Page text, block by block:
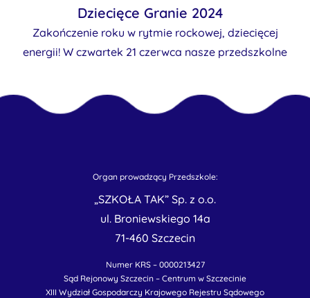
Dziecięce Granie 2024
Zakończenie roku w rytmie rockowej, dziecięcej
energii! W czwartek 21 czerwca nasze przedszkolne
Organ prowadzący Przedszkole:
„SZKOŁA TAK” Sp. z o.o.
ul. Broniewskiego 14a
71-460 Szczecin
Numer KRS – 0000213427
Sąd Rejonowy Szczecin – Centrum w Szczecinie
XIII Wydział Gospodarczy Krajowego Rejestru Sądowego